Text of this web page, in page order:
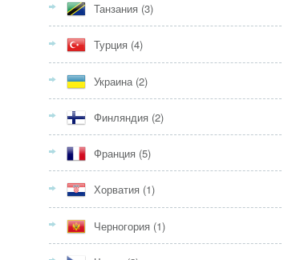
Танзания (3)
Турция (4)
Украина (2)
Финляндия (2)
Франция (5)
Хорватия (1)
Черногория (1)